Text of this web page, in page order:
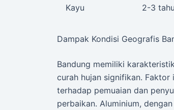
Kayu 2-3
Dampak Kondisi Geografis
Bandung memiliki
curah hujan signifikan. Faktor
terhadap pemuaian dan
perbaikan. Aluminium,